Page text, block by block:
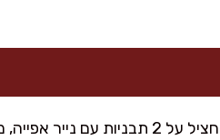
מחממים תנור ל-200 מעלות. מסדרים את פרוסות החציל על 2